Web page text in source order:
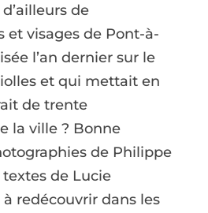
de
et visages de Pont-à-
l’an dernier sur le
et qui mettait en
de trente
la ville ? Bonne
de Philippe
de Lucie
redécouvrir dans les